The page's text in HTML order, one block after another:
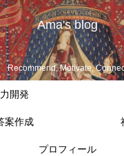
Ama's blog
Recommend, Motivate,
開発
案作成
プロフィール